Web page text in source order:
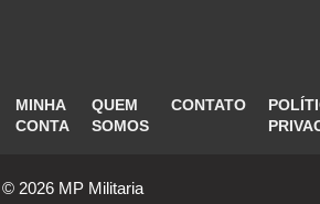
MINHA
CONTA
QUEM
SOMOS
CONTATO
© 2026 MP Militaria